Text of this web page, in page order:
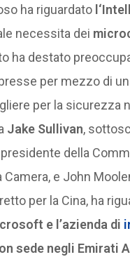
ha riguardato
necessita dei
ha destato
per mezzo di
per la sicurezza
Jake Sullivan,
della
e John
per la Cina, ha
e l’azienda di
sede negli Emirati